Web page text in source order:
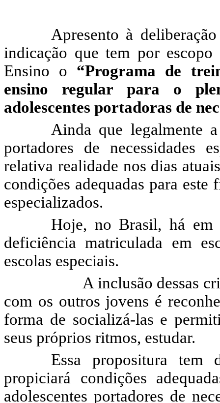
Apresento à
indicação que tem por
Ensino o “Programa de
ensino regular para o
adolescentes portadoras de
Ainda que legalmente
portadores de necessidades
relativa realidade nos dias
condições adequadas para
especializados.
Hoje, no Brasil, há em
deficiência matriculada em
escolas especiais.
A inclusão dessas
com os outros jovens é
forma de socializá-las e
seus próprios ritmos, estudar.
Essa propositura
propiciará condições
adolescentes portadores de